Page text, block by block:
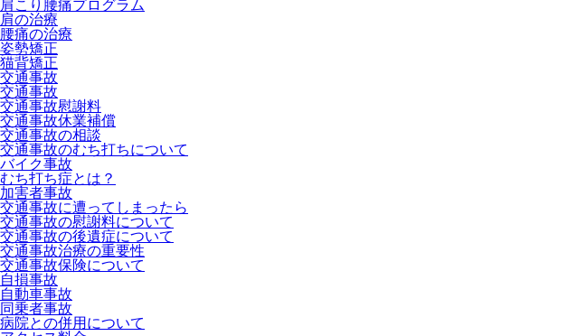
肩こり腰痛プログラム
肩の治療
腰痛の治療
姿勢矯正
猫背矯正
交通事故
交通事故
交通事故慰謝料
交通事故休業補償
交通事故の相談
交通事故のむち打ちについて
バイク事故
むち打ち症とは？
加害者事故
交通事故に遭ってしまったら
交通事故の慰謝料について
交通事故の後遺症について
交通事故治療の重要性
交通事故保険について
自損事故
自動車事故
同乗者事故
病院との併用について